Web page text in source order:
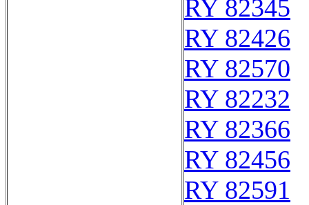
RY 82345
RY 82426
RY 82570
RY 82232
RY 82366
RY 82456
RY 82591